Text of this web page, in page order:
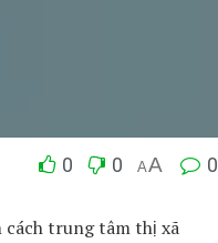
0 0 AA 0
cách trung tâm thị xã